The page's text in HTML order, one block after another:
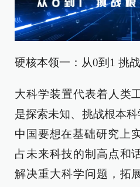
硬核本领一：从0到1 挑
大科学装置代表着人类
是探索未知、挑战根本科
中国要想在基础研究上
占未来科技的制高点和
解决重大科学问题，拓